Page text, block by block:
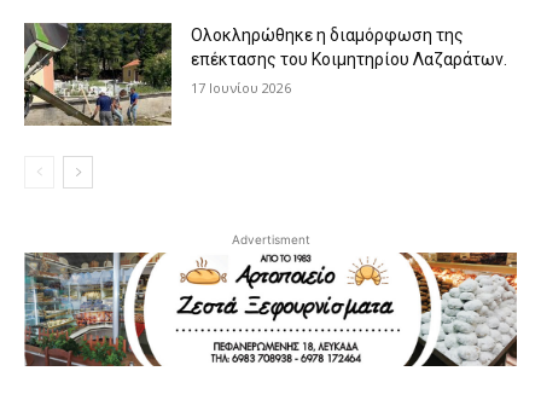
Ολοκληρώθηκε η διαμόρφωση της
επέκτασης του Κοιμητηρίου Λαζαράτων.
17 Ιουνίου 2026
Advertisment